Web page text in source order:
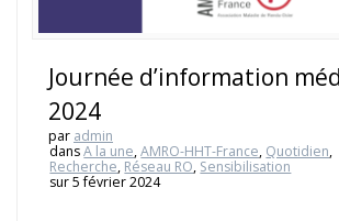
Journée d’information
2024
par admin
dansA la une,AMRO-HHT-France, Quotidien,
Recherche, Réseau RO, Sensibilisation
sur 5 février 2024